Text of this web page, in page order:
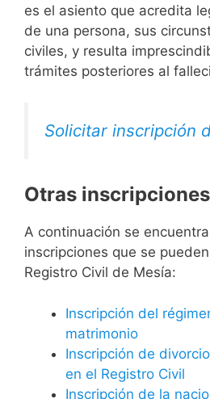
es el asiento que acredita
de una persona, sus
civiles, y resulta
trámites posteriores al
Solicitar inscripción
Otras inscripciones
A continuación se
inscripciones que se
Registro Civil de Mesía:
Inscripción del
matrimonio
Inscripción de
en el Registro Civil
Inscripción de la